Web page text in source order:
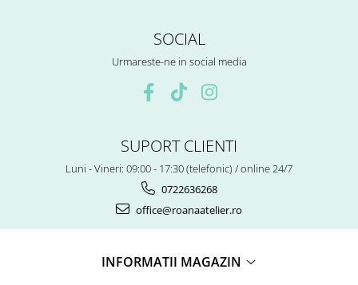
SOCIAL
Urmareste-ne in social media
SUPORT CLIENTI
Luni - Vineri: 09:00 - 17:30 (telefonic) / online 24/7
0722636268
office@roanaatelier.ro
INFORMATII MAGAZIN